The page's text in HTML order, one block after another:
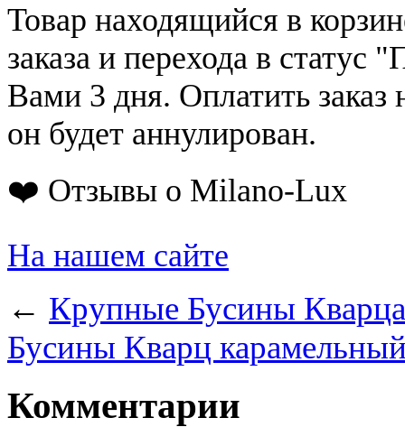
Товар находящийся в
заказа и перехода в статус
Вами 3 дня. Оплатить заказ
он будет аннулирован.
❤️ Отзывы о Milano-Lux
На нашем сайте
← Крупные Бусины
Бусины Кварц
Комментарии